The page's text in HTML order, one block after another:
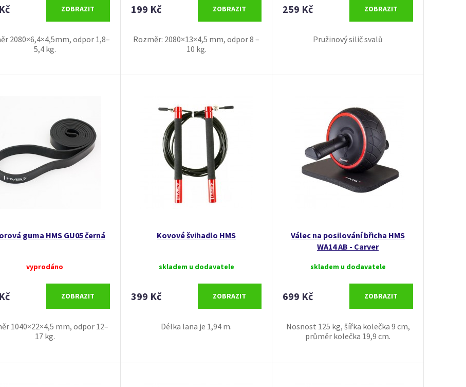
ZOBRAZIT
2080×6,4×4,5mm, odpor 1,8–
5,4 kg.
199 Kč ZOBRAZIT
Rozměr: 2080×13×4,5 mm, odpor 8 –
10 kg.
259 Kč ZOBRAZIT
Pružinový silič svalů
guma HMS GU05 černá
vyprodáno
ZOBRAZIT
1040×22×4,5 mm, odpor 12–
17 kg.
Kovové švihadlo HMS
skladem u dodavatele
399 Kč ZOBRAZIT
Délka lana je 1,94 m.
Válec na posilování břicha HMS
WA14 AB - Carver
skladem u dodavatele
699 Kč ZOBRAZIT
Nosnost 125 kg, šířka kolečka 9 cm,
průměr kolečka 19,9 cm.